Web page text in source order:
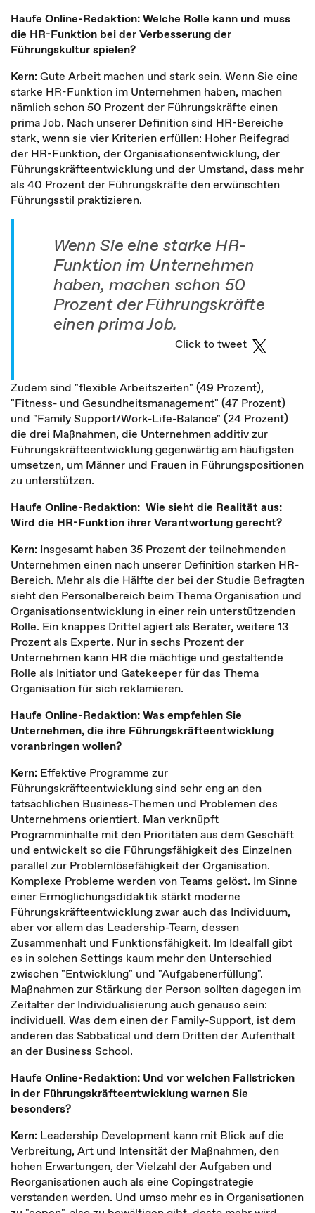
Haufe Online-Redaktion: Welche Rolle kann und muss
die HR-Funktion bei der Verbesserung der
Führungskultur spielen?
Kern:Gute Arbeit machen und stark sein. Wenn Sie eine
starke HR-Funktion im Unternehmen haben, machen
nämlich schon 50 Prozent der Führungskräfte einen
prima Job. Nach unserer Definition sind HR-Bereiche
stark, wenn sie vier Kriterien erfüllen: Hoher Reifegrad
der HR-Funktion, der Organisationsentwicklung, der
Führungskräfteentwicklung und der Umstand, dass mehr
als 40 Prozent der Führungskräfte den erwünschten
Führungsstil praktizieren.
Wenn Sie eine starke HR-
Funktion im Unternehmen
haben, machen schon 50
Prozent der Führungskräfte
einen prima Job.
Click to tweet
Zudem sind "flexible Arbeitszeiten" (49 Prozent),
"Fitness- und Gesundheitsmanagement" (47 Prozent)
und "Family Support/Work-Life-Balance" (24 Prozent)
die drei Maßnahmen, die Unternehmen additiv zur
Führungskräfteentwicklung gegenwärtig am häufigsten
umsetzen, um Männer und Frauen in Führungspositionen
zu unterstützen.
Haufe Online-Redaktion: Wie sieht die Realität aus:
Wird die HR-Funktion ihrer Verantwortung gerecht?
Kern: Insgesamt haben 35 Prozent der teilnehmenden
Unternehmen einen nach unserer Definition starken HR-
Bereich. Mehr als die Hälfte der bei der Studie Befragten
sieht den Personalbereich beim Thema Organisation und
Organisationsentwicklung in einer rein unterstützenden
Rolle. Ein knappes Drittel agiert als Berater, weitere 13
Prozent als Experte. Nur in sechs Prozent der
Unternehmen kann HR die mächtige und gestaltende
Rolle als Initiator und Gatekeeper für das Thema
Organisation für sich reklamieren.
Haufe Online-Redaktion: Was empfehlen Sie
Unternehmen, die ihre Führungskräfteentwicklung
voranbringen wollen?
Kern: Effektive Programme zur
Führungskräfteentwicklung sind sehr eng an den
tatsächlichen Business-Themen und Problemen des
Unternehmens orientiert. Man verknüpft
Programminhalte mit den Prioritäten aus dem Geschäft
und entwickelt so die Führungsfähigkeit des Einzelnen
parallel zur Problemlösefähigkeit der Organisation.
Komplexe Probleme werden von Teams gelöst. Im Sinne
einer Ermöglichungsdidaktik stärkt moderne
Führungskräfteentwicklung zwar auch das Individuum,
aber vor allem das Leadership-Team, dessen
Zusammenhalt und Funktionsfähigkeit. Im Idealfall gibt
es in solchen Settings kaum mehr den Unterschied
zwischen "Entwicklung" und "Aufgabenerfüllung".
Maßnahmen zur Stärkung der Person sollten dagegen im
Zeitalter der Individualisierung auch genauso sein:
individuell. Was dem einen der Family-Support, ist dem
anderen das Sabbatical und dem Dritten der Aufenthalt
an der Business School.
Haufe Online-Redaktion: Und vor welchen Fallstricken
in der Führungskräfteentwicklung warnen Sie
besonders?
Kern: Leadership Development kann mit Blick auf die
Verbreitung, Art und Intensität der Maßnahmen, den
hohen Erwartungen, der Vielzahl der Aufgaben und
Reorganisationen auch als eine Copingstrategie
verstanden werden. Und umso mehr es in Organisationen